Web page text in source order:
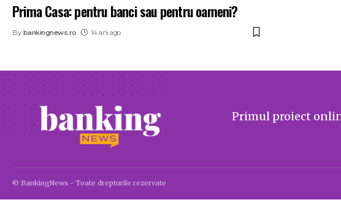
Prima Casa: pentru banci sau pentru oameni?
By bankingnews.ro 14 ani ago
Primul proiect
© BankingNews - Toate drepturile rezervate